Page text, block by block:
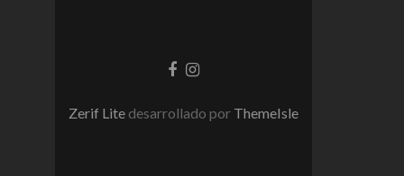
EnlaceEnlace
Zerif Lite desarrollado por ThemeIsle